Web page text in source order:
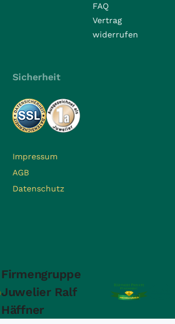
FAQ
Vertrag
widerrufen
Sicherheit
Impressum
AGB
Datenschutz
Firmengruppe
Juwelier Ralf
Häffner